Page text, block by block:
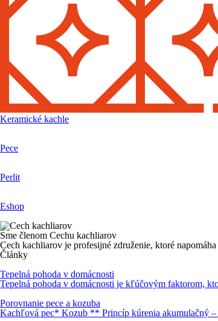
Keramické kachle
Pece
Perlit
Eshop
Sme členom Cechu kachliarov
Cech kachliarov je profesijné združenie, ktoré
Články
Tepelná pohoda v domácnosti
Tepelná pohoda v domácnosti je kľúčovým faktorom,
Porovnanie pece a kozuba
Kachľová pec* Kozub ** Princíp kúrenia akumulačný –